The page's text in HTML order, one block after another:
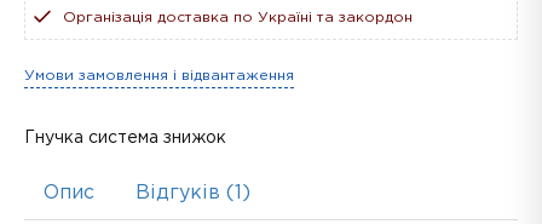
Організація доставка по Україні та закордон
Гнучка система знижок
Умови замовлення і відвантаження
Опис Відгуків (1)